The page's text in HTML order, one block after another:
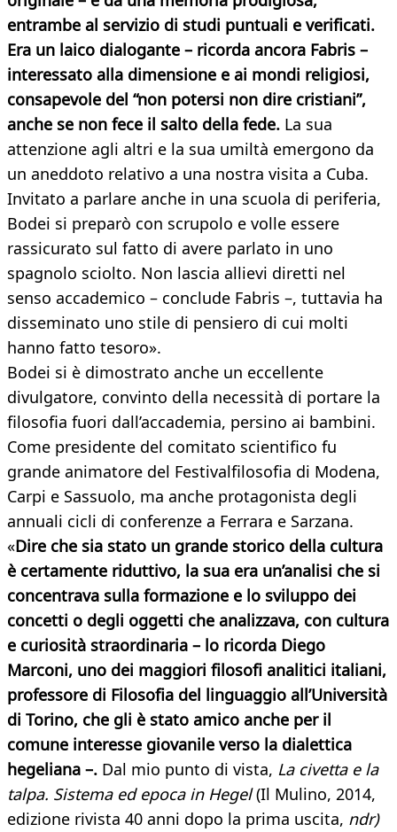
entrambe al servizio di studi puntuali e verificati.
Era un laico dialogante – ricorda ancora Fabris –
interessato alla dimensione e ai mondi religiosi,
consapevole del “non potersi non dire cristiani”,
anche se non fece il salto della fede. La sua
attenzione agli altri e la sua umiltà emergono da
un aneddoto relativo a una nostra visita a Cuba.
Invitato a parlare anche in una scuola di periferia,
Bodei si preparò con scrupolo e volle essere
rassicurato sul fatto di avere parlato in uno
spagnolo sciolto. Non lascia allievi diretti nel
senso accademico – conclude Fabris –, tuttavia ha
disseminato uno stile di pensiero di cui molti
hanno fatto tesoro».
Bodei si è dimostrato anche un eccellente
divulgatore, convinto della necessità di portare la
filosofia fuori dall’accademia, persino ai bambini.
Come presidente del comitato scientifico fu
grande animatore del Festivalfilosofia di Modena,
Carpi e Sassuolo, ma anche protagonista degli
annuali cicli di conferenze a Ferrara e Sarzana.
«Dire che sia stato un grande storico della cultura
è certamente riduttivo, la sua era un’analisi che si
concentrava sulla formazione e lo sviluppo dei
concetti o degli oggetti che analizzava, con cultura
e curiosità straordinaria – lo ricorda Diego
Marconi, uno dei maggiori filosofi analitici italiani,
professore di Filosofia del linguaggio all’Università
di Torino, che gli è stato amico anche per il
comune interesse giovanile verso la dialettica
hegeliana –. Dal mio punto di vista, La civetta e la
talpa. Sistema ed epoca in Hegel(Il Mulino, 2014,
edizione rivista 40 anni dopo la prima uscita, ndr)